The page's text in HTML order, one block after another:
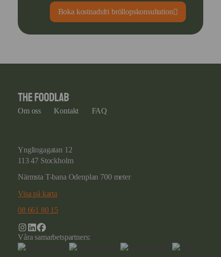
Boka kostnadsfri bröllopskonsultation
Om oss Kontakt FAQ
Ynglingagatan 12
113 47 Stockholm
Närmsta T-bana Odenplan 700 meter
Visa på karta
08 661 80 15
Våra samarbetspartners: